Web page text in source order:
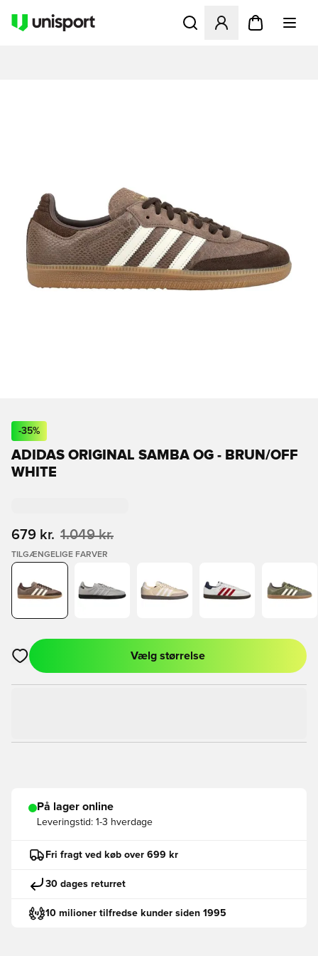
Åbner en Modal til at
-35%
ADIDAS ORIGINAL SAMBA OG - BRUN/OFF
WHITE
679 kr. 1.049 kr.
TILGÆNGELIGE FARVER
Åbner en Modal til at logge ind eller tilmelde dig som medlem
Vælg størrelse
På lager online
Leveringstid: 1-3 hverdage
Fri fragt ved køb over 699 kr
30 dages returret
10 milioner tilfredse kunder siden 1995